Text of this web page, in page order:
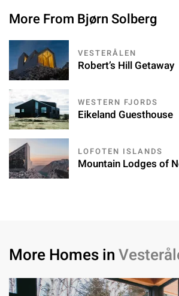
More From Bjørn Solberg
VESTERÅLEN
Robert’s Hill Getaway
WESTERN FJORDS
Eikeland Guesthouse
LOFOTEN ISLANDS
Mountain Lodges of
More Homes in